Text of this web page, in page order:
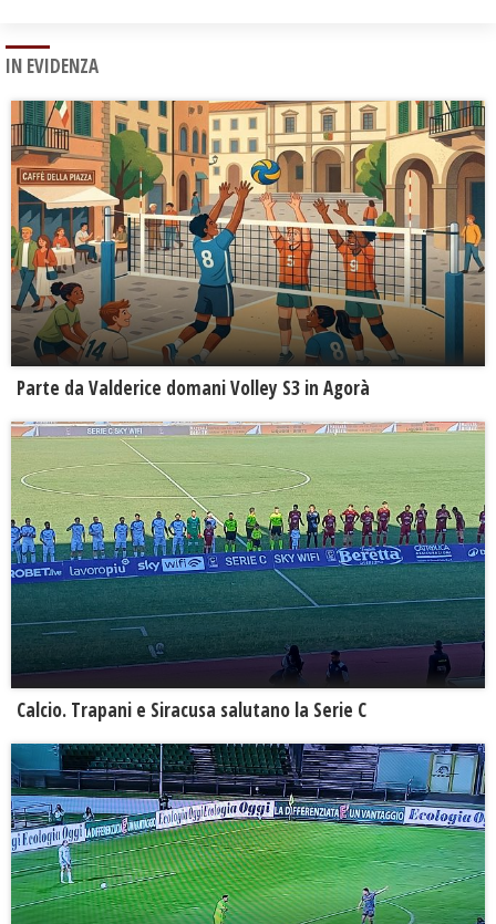
IN EVIDENZA
Parte da Valderice domani Volley S3 in Agorà
Calcio. Trapani e Siracusa salutano la Serie C